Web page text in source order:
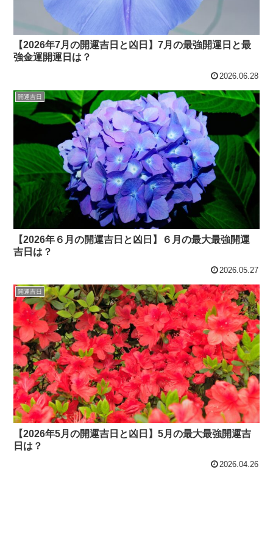
【2026年7月の開運吉日と凶日】7月の最強開運日と最
強金運開運日は？
2026.06.28
開運吉日
【2026年６月の開運吉日と凶日】６月の最大最強開運
吉日は？
2026.05.27
開運吉日
【2026年5月の開運吉日と凶日】5月の最大最強開運吉
日は？
2026.04.26